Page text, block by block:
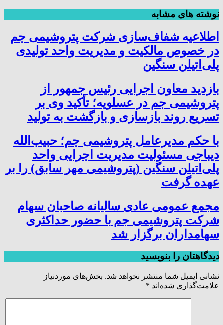
نوشته های مشابه
اطلاعیه شفاف‌سازی شرکت پتروشیمی جم
در خصوص مالکیت و مدیریت واحد تولیدی
پلی‌اتیلن سنگین
بازدید معاون اجرایی رئیس جمهور از
پتروشیمی جم در عسلویه؛ تأکید وی بر
تسریع روند بازسازی و بازگشت به تولید
با حکم مدیرعامل پتروشیمی جم؛ حبیب‌الله
دیباجی مسئولیت مدیریت اجرایی واحد
پلی‌اتیلن سنگین (پتروشیمی مهر سابق) را بر
عهده گرفت
مجمع عمومی عادی سالیانه صاحبان سهام
شرکت پتروشیمی جم با حضور حداکثری
سهامداران برگزار شد
دیدگاهتان را بنویسید
نشانی ایمیل شما منتشر نخواهد شد. بخش‌های موردنیاز
علامت‌گذاری شده‌اند *